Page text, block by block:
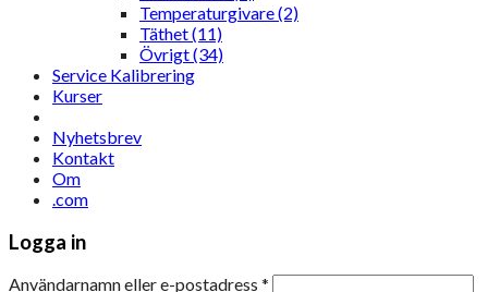
Temperaturgivare (2)
Täthet (11)
Övrigt (34)
Service Kalibrering
Kurser
Nyhetsbrev
Kontakt
Om
.com
Logga in
Användarnamn eller e-postadress *